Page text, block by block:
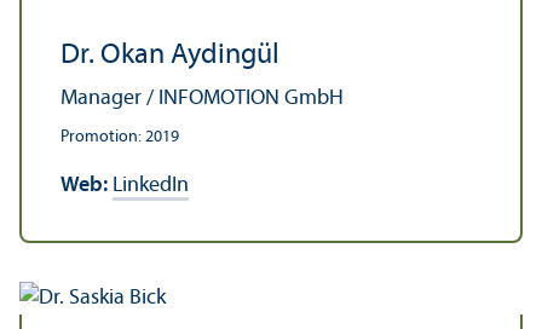
Dr. Okan Aydingül
Manager / INFOMOTION GmbH
Promotion: 2019
Web: LinkedIn